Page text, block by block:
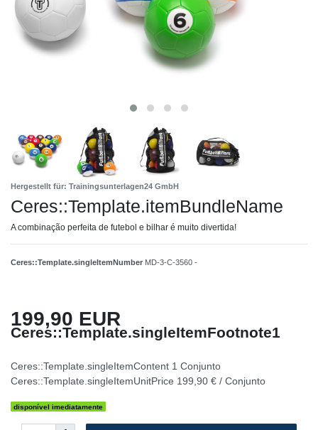
Hergestellt für: Trainingsunterlagen24 GmbH
Ceres::Template.itemBundleName
A combinação perfeita de futebol e bilhar é muito divertida!
Ceres::Template.singleItemNumber MD-3-C-3560 -
199,90 EUR
Ceres::Template.singleItemFootnote1
Ceres::Template.singleItemContent 1 Conjunto
Ceres::Template.singleItemUnitPrice 199,90 € / Conjunto
disponível imediatamente